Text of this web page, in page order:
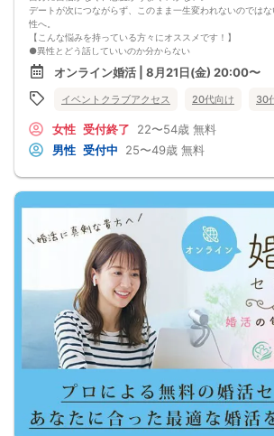
映画に行ったり、旅行に行けるように、
ぜひこの先を読み進めてみてください👇
※講師の急用以外はたとえ参加人数が1人でも
その人のために必ず実施します
※はじめてセミナーに参加する方も
ビデオオフでも参加OKにしているので
安心してください
デートが次につながらず、このまま一生変われないのでは
性へ。
【こんな悩みを持っている方々にオススメです！】
●異性とどう話していいのか分からない
●婚活パーティー、合コンで上手くいかない
●デートやお見合いが２回目につながらない
●今のままでは一生変わらない気がする
●異性から断られると、自分の人格を否定されている気分に
最短3ヶ月で彼女ができる可能性を高め、1年以内の結婚を目
恋愛・婚活の具体的な方法をお伝えします。
【婚活戦略セミナーで得られるメリットは！】
●異性とのコミュニケーションのポイントが理解できる
●好きになった女性との関係を続けられるようになる
まずは、異性が求めていることを理解し、
それを提供できる自分自身に変化していくことにより、
はじめて自分が好きな異性が自分を好きになってくれるよ
恋愛婚活が上手くいくようになります。
改善
異性が求めていることを理解し、
それを自然に伝えられる自分に変わることで、
好きな女性から選ばれるようになります。
婚活戦略セミナーでは、恋愛や婚活で悩む男性が
短期間で変化と成果を実感できる方法をお伝えします。
・セミナー中はカメラをオン（お顔を出して）での受講を
（屋外、車内からのご参加や、途中入室、退出はご遠慮下
【キャンセル規定】
セミナー準備の都合上、当日無断キャンセルの場合は、
オンライン婚活 | 8月21日(金) 20:00〜
イベントクラブアクセス 20代向け 30
女性 受付終了 22〜54歳 無料
男性 受付中 25〜49歳 無料